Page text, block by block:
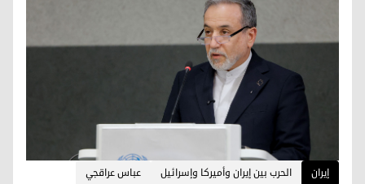
إيران الحرب بين إيران وأميركا وإسرائيل عباس عراقجي